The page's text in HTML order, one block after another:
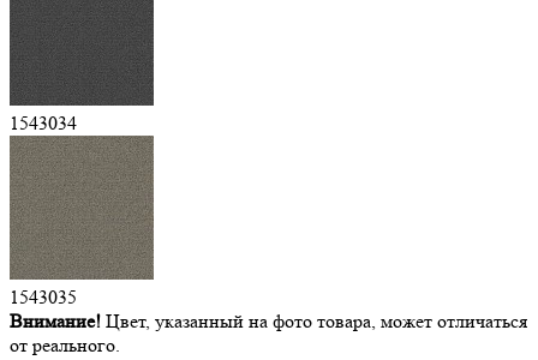
1543034
1543035
Внимание! Цвет, указанный на фото товара, может отличаться
от реального.